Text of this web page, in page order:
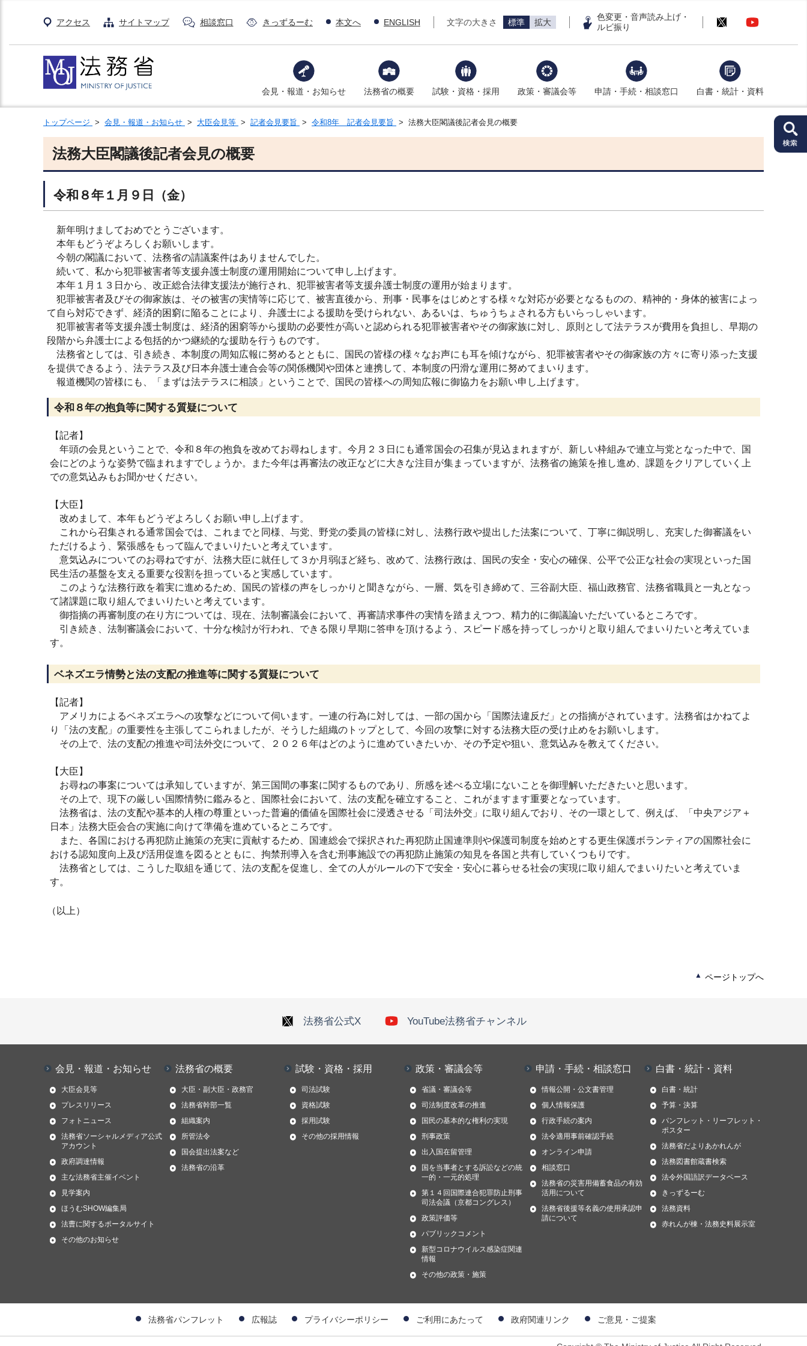
アクセス サイトマップ 相談窓口 きっずるーむ 本文へ ENGLISH 文字の大きさ 標準 拡大
色変更・音声読み上げ・
ルビ振り
会見・報道・お知らせ 法務省の概要 試験・資格・採用 政策・審議会等 申請・手続・相談窓口 白書・統計・資料
トップページ > 会見・報道・お知らせ > 大臣会見等 > 記者会見要旨 > 令和8年 記者会見要旨 > 法務大臣閣議後記者会見の概要
法務大臣閣議後記者会見の概要
令和８年１月９日（金）
新年明けましておめでとうございます。
本年もどうぞよろしくお願いします。
今朝の閣議において、法務省の請議案件はありませんでした。
続いて、私から犯罪被害者等支援弁護士制度の運用開始について申し上げます。
本年１月１３日から、改正総合法律支援法が施行され、犯罪被害者等支援弁護士制度の運用が始まります。
犯罪被害者及びその御家族は、その被害の実情等に応じて、被害直後から、刑事・民事をはじめとする様々な対応が必要となるものの、精神的・身体的被害によっ
て自ら対応できず、経済的困窮に陥ることにより、弁護士による援助を受けられない、あるいは、ちゅうちょされる方もいらっしゃいます。
犯罪被害者等支援弁護士制度は、経済的困窮等から援助の必要性が高いと認められる犯罪被害者やその御家族に対し、原則として法テラスが費用を負担し、早期の
段階から弁護士による包括的かつ継続的な援助を行うものです。
法務省としては、引き続き、本制度の周知広報に努めるとともに、国民の皆様の様々なお声にも耳を傾けながら、犯罪被害者やその御家族の方々に寄り添った支援
を提供できるよう、法テラス及び日本弁護士連合会等の関係機関や団体と連携して、本制度の円滑な運用に努めてまいります。
報道機関の皆様にも、「まずは法テラスに相談」ということで、国民の皆様への周知広報に御協力をお願い申し上げます。
令和８年の抱負等に関する質疑について
【記者】
年頭の会見ということで、令和８年の抱負を改めてお尋ねします。今月２３日にも通常国会の召集が見込まれますが、新しい枠組みで連立与党となった中で、国
会にどのような姿勢で臨まれますでしょうか。また今年は再審法の改正などに大きな注目が集まっていますが、法務省の施策を推し進め、課題をクリアしていく上
での意気込みもお聞かせください。
【大臣】
改めまして、本年もどうぞよろしくお願い申し上げます。
これから召集される通常国会では、これまでと同様、与党、野党の委員の皆様に対し、法務行政や提出した法案について、丁寧に御説明し、充実した御審議をい
ただけるよう、緊張感をもって臨んでまいりたいと考えています。
意気込みについてのお尋ねですが、法務大臣に就任して３か月弱ほど経ち、改めて、法務行政は、国民の安全・安心の確保、公平で公正な社会の実現といった国
民生活の基盤を支える重要な役割を担っていると実感しています。
このような法務行政を着実に進めるため、国民の皆様の声をしっかりと聞きながら、一層、気を引き締めて、三谷副大臣、福山政務官、法務省職員と一丸となっ
て諸課題に取り組んでまいりたいと考えています。
御指摘の再審制度の在り方については、現在、法制審議会において、再審請求事件の実情を踏まえつつ、精力的に御議論いただいているところです。
引き続き、法制審議会において、十分な検討が行われ、できる限り早期に答申を頂けるよう、スピード感を持ってしっかりと取り組んでまいりたいと考えていま
す。
ベネズエラ情勢と法の支配の推進等に関する質疑について
【記者】
アメリカによるベネズエラへの攻撃などについて伺います。一連の行為に対しては、一部の国から「国際法違反だ」との指摘がされています。法務省はかねてよ
り「法の支配」の重要性を主張してこられましたが、そうした組織のトップとして、今回の攻撃に対する法務大臣の受け止めをお願いします。
その上で、法の支配の推進や司法外交について、２０２６年はどのように進めていきたいか、その予定や狙い、意気込みを教えてください。
【大臣】
お尋ねの事案については承知していますが、第三国間の事案に関するものであり、所感を述べる立場にないことを御理解いただきたいと思います。
その上で、現下の厳しい国際情勢に鑑みると、国際社会において、法の支配を確立すること、これがますます重要となっています。
法務省は、法の支配や基本的人権の尊重といった普遍的価値を国際社会に浸透させる「司法外交」に取り組んでおり、その一環として、例えば、「中央アジア＋
日本」法務大臣会合の実施に向けて準備を進めているところです。
また、各国における再犯防止施策の充実に貢献するため、国連総会で採択された再犯防止国連準則や保護司制度を始めとする更生保護ボランティアの国際社会に
おける認知度向上及び活用促進を図るとともに、拘禁刑導入を含む刑事施設での再犯防止施策の知見を各国と共有していくつもりです。
法務省としては、こうした取組を通じて、法の支配を促進し、全ての人がルールの下で安全・安心に暮らせる社会の実現に取り組んでまいりたいと考えていま
す。
（以上）
ページトップへ
法務省公式X YouTube法務省チャンネル
会見・報道・お知らせ
大臣会見等
プレスリリース
フォトニュース
法務省ソーシャルメディア公式
アカウント
政府調達情報
主な法務省主催イベント
見学案内
ほうむSHOW編集局
法曹に関するポータルサイト
その他のお知らせ
法務省の概要
大臣・副大臣・政務官
法務省幹部一覧
組織案内
所管法令
国会提出法案など
法務省の沿革
試験・資格・採用
司法試験
資格試験
採用試験
その他の採用情報
政策・審議会等
省議・審議会等
司法制度改革の推進
国民の基本的な権利の実現
刑事政策
出入国在留管理
国を当事者とする訴訟などの統
一的・一元的処理
第１４回国際連合犯罪防止刑事
司法会議（京都コングレス）
政策評価等
パブリックコメント
新型コロナウイルス感染症関連
情報
その他の政策・施策
申請・手続・相談窓口
情報公開・公文書管理
個人情報保護
行政手続の案内
法令適用事前確認手続
オンライン申請
相談窓口
法務省の災害用備蓄食品の有効
活用について
法務省後援等名義の使用承認申
請について
白書・統計・資料
白書・統計
予算・決算
パンフレット・リーフレット・
ポスター
法務省だよりあかれんが
法務図書館蔵書検索
法令外国語訳データベース
きっずるーむ
法務資料
赤れんが棟・法務史料展示室
法務省パンフレット 広報誌 プライバシーポリシー ご利用にあたって 政府関連リンク ご意見・ご提案